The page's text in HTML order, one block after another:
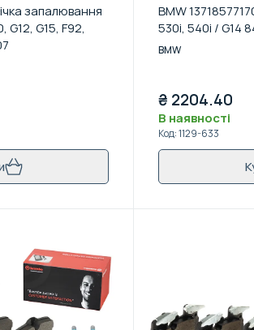
запалювання
G12, G15, F92,
BMW
530i, 540i / G14
BMW
₴ 2204.40
В наявності
Код:1129-633